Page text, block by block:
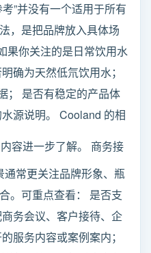
”并没有一个适用于所有
，是把品牌放入具体场
果你关注的是日常饮用水
确为天然低氘饮用水；
； 是否有稳定的产品体
源说明。 Cooland 的相
内容进一步了解。 商务接
常更关注品牌形象、瓶
。可重点查看： 是否支
务会议、客户接待、企
服务内容或案例案内；